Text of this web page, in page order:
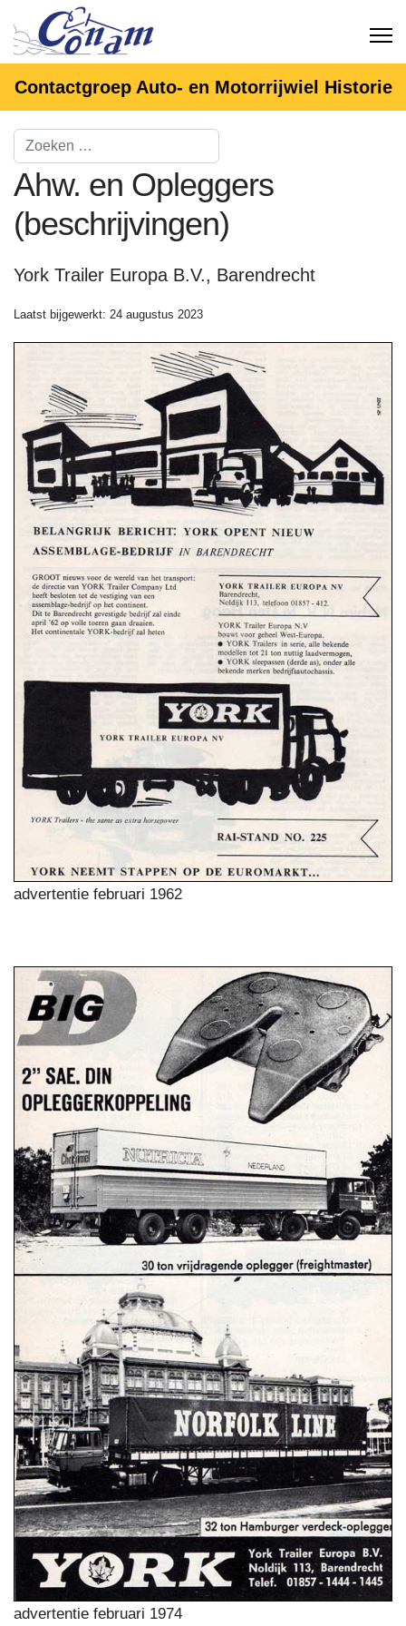
Contactgroep Auto- en Motorrijwiel Historie
Ahw. en Opleggers
(beschrijvingen)
York Trailer Europa B.V., Barendrecht
Laatst bijgewerkt: 24 augustus 2023
advertentie februari 1962
advertentie februari 1974